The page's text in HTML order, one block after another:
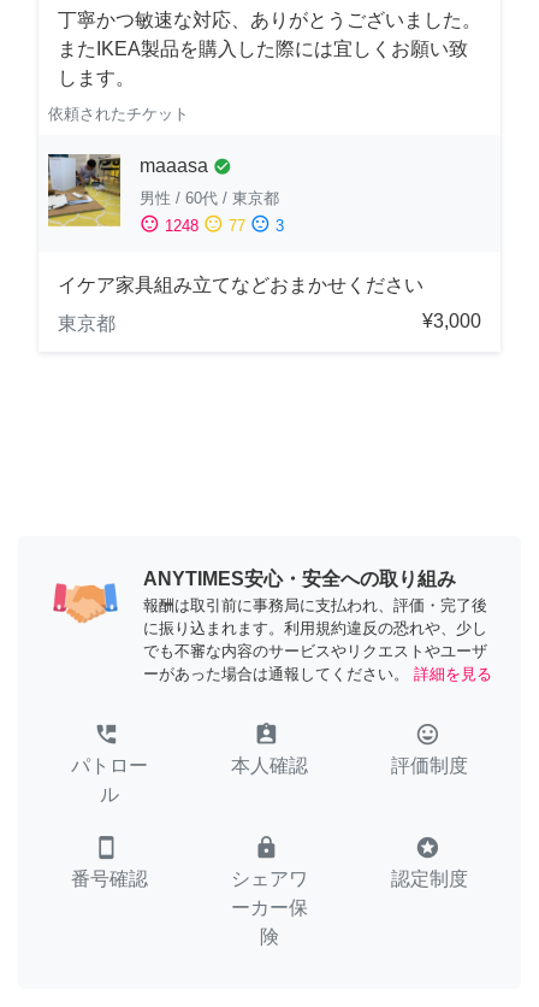
丁寧かつ敏速な対応、ありがとうございました。
またIKEA製品を購入した際には宜しくお願い致
します。
依頼されたチケット
maaasa check_circle
男性 / 60代 / 東京都
sentiment_satisfied 1248 sentiment_neutral 77 sentiment_dissatisfied 3
イケア家具組み立てなどおまかせください
東京都
¥3,000
ANYTIMES安心・安全への取り組み
報酬は取引前に事務局に支払われ、評価・完了後
に振り込まれます。利用規約違反の恐れや、少し
でも不審な内容のサービスやリクエストやユーザ
ーがあった場合は通報してください。
詳細を見る
perm_phone_msg
パトロー
ル
assignment_ind
本人確認
tag_faces
評価制度
smartphone
番号確認
lock
シェアワ
ーカー保
険
stars
認定制度